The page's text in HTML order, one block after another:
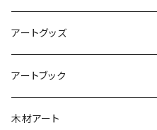
ビッグシルエットロングスリーブ
犬アート（BostonterrierArt）
Tシャツ
フラワーアート（オトナ）
アートグッズ
アートキーホルダー
アートへアゴム
アートブック
木材アート